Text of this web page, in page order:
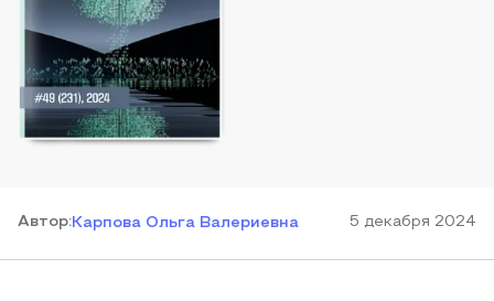
Автор:Карпова Ольга Валериевна 5 декабря 2024